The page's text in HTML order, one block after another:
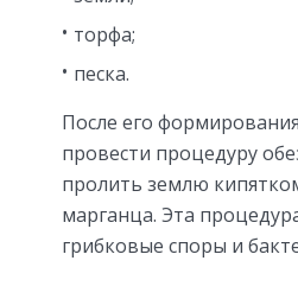
торфа;
песка.
После его
провести процедуру
пролить землю
марганца. Эта
грибковые споры и